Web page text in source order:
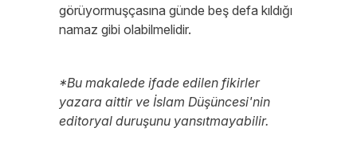
görüyormuşçasına günde beş defa kıldığı
namaz gibi olabilmelidir.
*Bu makalede ifade edilen fikirler
yazara aittir ve İslam Düşüncesi'nin
editoryal duruşunu yansıtmayabilir.